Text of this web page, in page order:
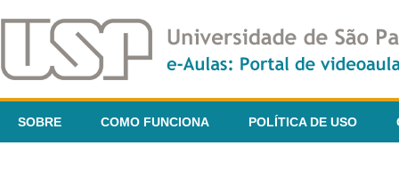
SOBRE COMO FUNCIONA POLÍTICA DE USO